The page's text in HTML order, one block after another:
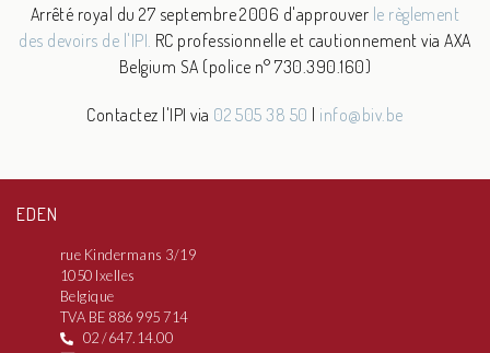
Arrêté royal du 27 septembre 2006 d'approuver le règlement
des devoirs de l'IPI. RC professionnelle et cautionnement via AXA
Belgium SA (police n° 730.390.160)
Contactez l'IPI via 02 505 38 50 | info@biv.be
EDEN
rue Kindermans 3/19
1050 Ixelles
Belgique
TVA BE 886 995 714
02 /647.14.00